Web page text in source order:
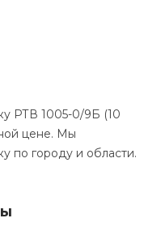
РТВ 1005-0/9Б (10
цене. Мы
по городу и области.